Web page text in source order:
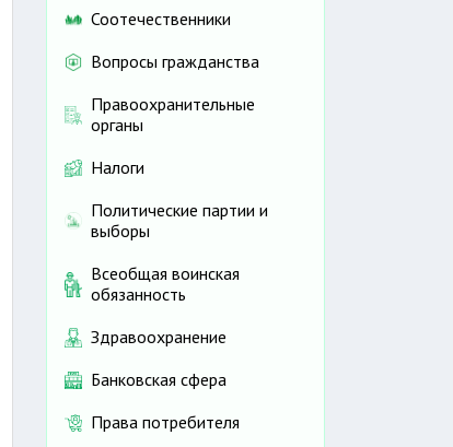
Соотечественники
Вопросы гражданства
Правоохранительные
органы
Налоги
Политические партии и
выборы
Всеобщая воинская
обязанность
Здравоохранение
Банковская сфера
Права потребителя